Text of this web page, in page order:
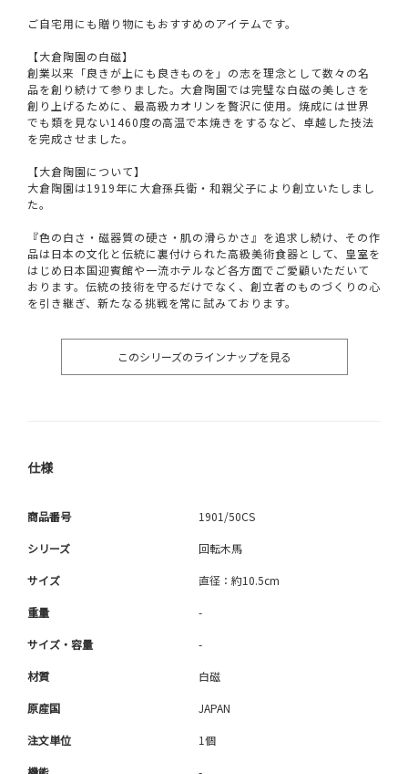
ご自宅用にも贈り物にもおすすめのアイテムです。
【大倉陶園の白磁】
創業以来「良きが上にも良きものを」の志を理念として数々の名
品を創り続けて参りました。大倉陶園では完璧な白磁の美しさを
創り上げるために、最高級カオリンを贅沢に使用。焼成には世界
でも類を見ない1460度の高温で本焼きをするなど、卓越した技法
を完成させました。
【大倉陶園について】
大倉陶園は1919年に大倉孫兵衛・和親父子により創立いたしまし
た。
『色の白さ・磁器質の硬さ・肌の滑らかさ』を追求し続け、その作
品は日本の文化と伝統に裏付けられた高級美術食器として、皇室を
はじめ日本国迎賓館や一流ホテルなど各方面でご愛顧いただいて
おります。伝統の技術を守るだけでなく、創立者のものづくりの心
を引き継ぎ、新たなる挑戦を常に試みております。
このシリーズのラインナップを見る
仕様
商品番号 1901/50CS
シリーズ 回転木馬
サイズ 直径：約10.5cm
重量 -
サイズ・容量 -
材質 白磁
原産国 JAPAN
注文単位 1個